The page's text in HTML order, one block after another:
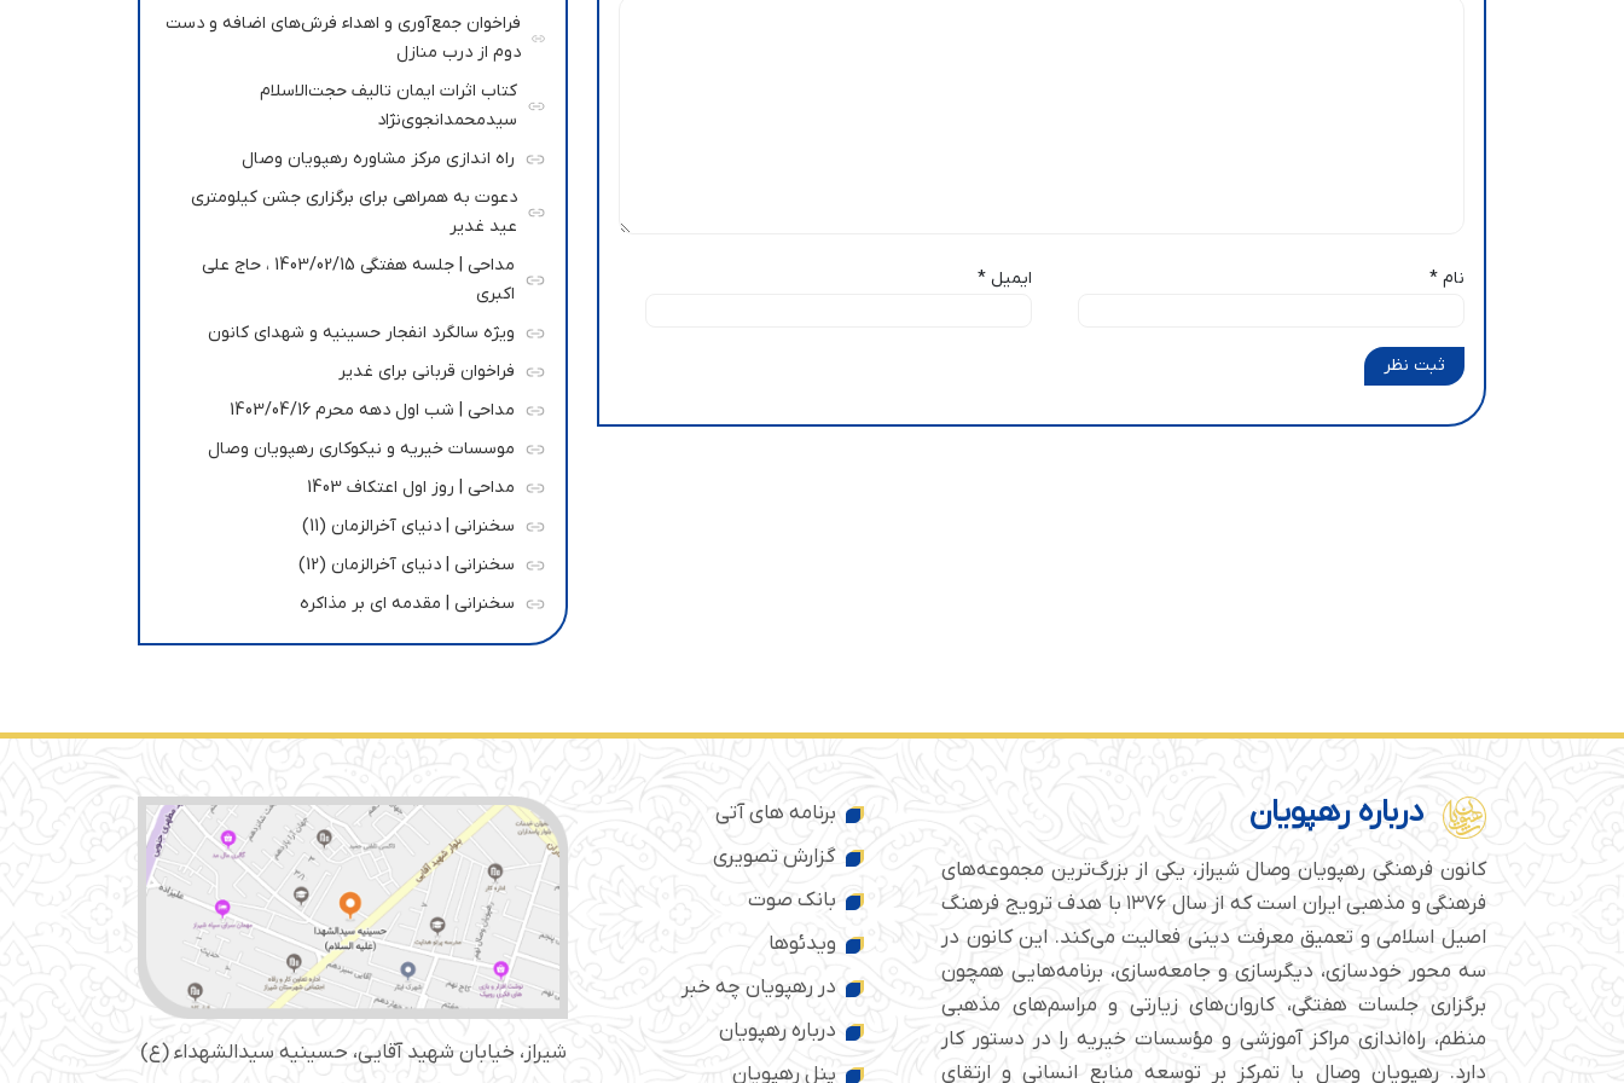
نام * ایمیل *
ثبت نظر
فراخوان جمع‌آوری و اهداء فرش‌های اضافه و دست
دوم از درب منازل
کتاب اثرات ایمان تالیف حجت‌الاسلام
سیدمحمدانجوی‌نژاد
راه اندازی مرکز مشاوره رهپویان وصال
دعوت به همراهی برای برگزاری جشن کیلومتری
عید غدیر
مداحی | جلسه هفتگی 1403/02/15 ، حاج علی
اکبری
ویژه سالگرد انفجار حسینیه و شهدای کانون
فراخوان قربانی برای غدیر
مداحی | شب اول دهه محرم 1403/04/16
موسسات خیریه و نیکوکاری رهپویان وصال
مداحی | روز اول اعتکاف 1403
سخنرانی | دنیای آخرالزمان (11)
سخنرانی | دنیای آخرالزمان (12)
سخنرانی | مقدمه ای بر مذاکره
درباره رهپویان
کانون فرهنگی رهپویان وصال شیراز، یکی از بزرگ‌ترین مجموعه‌های
فرهنگی و مذهبی ایران است که از سال ۱۳۷۶ با هدف ترویج فرهنگ
اصیل اسلامی و تعمیق معرفت دینی فعالیت می‌کند. این کانون در
سه محور خودسازی، دیگرسازی و جامعه‌سازی، برنامه‌هایی همچون
برگزاری جلسات هفتگی، کاروان‌های زیارتی و مراسم‌های مذهبی
منظم، راه‌اندازی مراکز آموزشی و مؤسسات خیریه را در دستور کار
دارد. رهپویان وصال با تمرکز بر توسعه منابع انسانی و ارتقای
برنامه های آتی
گزارش تصویری
بانک صوت
ویدئوها
در رهپویان چه خبر
درباره رهپویان
پنل رهپویان
شیراز، خیابان شهید آقایی، حسینیه سید‌الشهداء (ع)